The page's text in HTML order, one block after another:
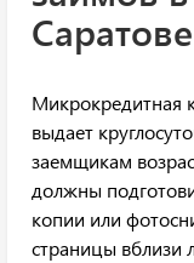
Саратове
Микрокредитная
выдает
заемщикам
должны
копии или
страницы